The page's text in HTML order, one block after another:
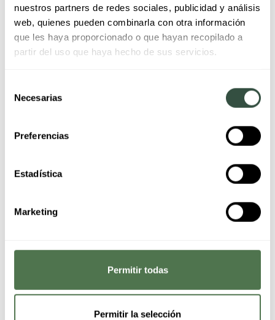
nuestros partners de redes sociales, publicidad y análisis
web, quienes pueden combinarla con otra información
que les haya proporcionado o que hayan recopilado a
partir del uso que haya hecho de sus servicios.
Necesarias
Preferencias
Estadística
Marketing
Permitir todas
Permitir la selección
the next time I comment.